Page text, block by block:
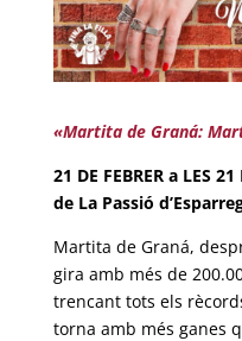
«Martita de Graná:
21 DE FEBRER a LES
de La Passió
Martita de Graná,
gira amb més de
trencant tots els
torna amb més ganes